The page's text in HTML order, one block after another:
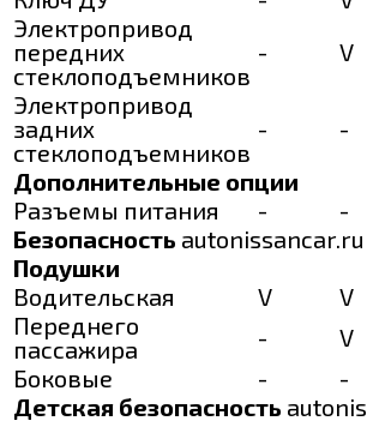
Электропривод
передних
стеклоподъемников
- V
Электропривод
задних
стеклоподъемников
- -
Дополнительные опции
Разъемы питания
- -
Безопасность autonissancar.ru
Подушки
Водительская
V V
Переднего
пассажира
- V
Боковые
- -
Детская безопасность